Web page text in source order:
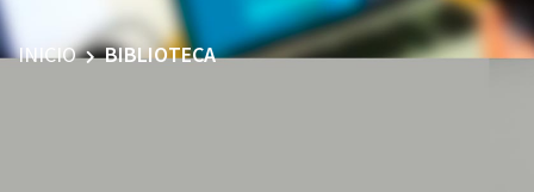
INICIO BIBLIOTECA